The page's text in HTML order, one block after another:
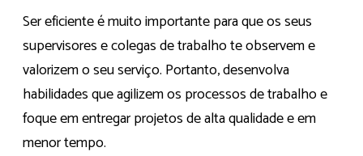
Ser eficiente é muito importante para que os seus
supervisores e colegas de trabalho te observem e
valorizem o seu serviço. Portanto, desenvolva
habilidades que agilizem os processos de trabalho e
foque em entregar projetos de alta qualidade e em
menor tempo.